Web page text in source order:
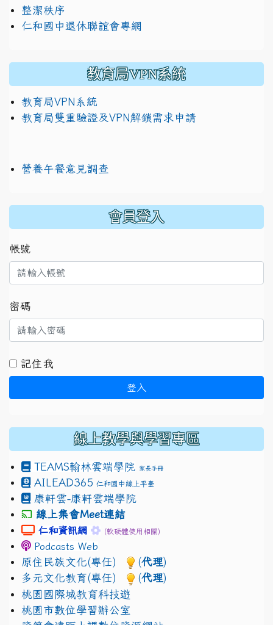
整潔秩序
仁和國中退休聯誼會專網
教育局VPN系統
教育局VPN系統
教育局雙重驗證及VPN解鎖需求申請
營養午餐意見調查
會員登入
帳號
密碼
記住我
登入
線上教學與學習專區
TEAMS翰林雲端學院 家長手冊
AILEAD365 仁和國中線上平臺
康軒雲-康軒雲端學院
線上集會Meet連結
link to https://sites.google.com/
仁和資訊網 link to https://sites.google.com/
(軟硬體使用相關)
Podcasts Web
原住民族文化(專任) (代理)
多元文化教育(專任)
(代理)
桃園國際城教育科技遊
桃園市數位學習辦公室